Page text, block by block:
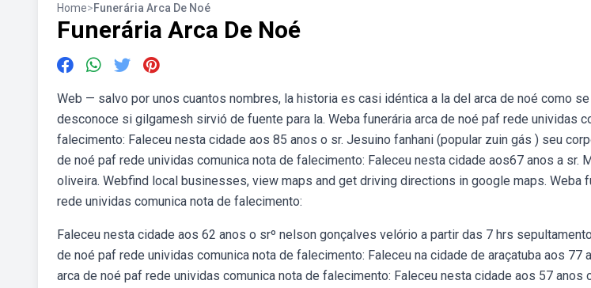
Home>Funerária Arca De Noé
Funerária Arca De Noé
Web — salvo por unos cuantos nombres, la historia es casi idéntica a la del arca de noé como
desconoce si gilgamesh sirvió de fuente para la. Weba funerária arca de noé paf rede unividas
falecimento: Faleceu nesta cidade aos 85 anos o sr. Jesuino fanhani (popular zuin gás ) seu
de noé paf rede unividas comunica nota de falecimento: Faleceu nesta cidade aos67 anos a sr.
oliveira. Webfind local businesses, view maps and get driving directions in google maps. Weba
rede unividas comunica nota de falecimento:
Faleceu nesta cidade aos 62 anos o srº nelson gonçalves velório a partir das 7 hrs
de noé paf rede unividas comunica nota de falecimento: Faleceu na cidade de araçatuba aos 77
arca de noé paf rede unividas comunica nota de falecimento: Faleceu nesta cidade aos 57